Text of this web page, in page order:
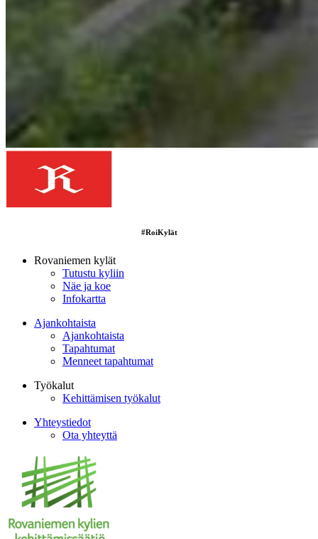
#RoiKylät
Rovaniemen kylät
Tutustu kyliin
Näe ja koe
Infokartta
Ajankohtaista
Ajankohtaista
Tapahtumat
Menneet tapahtumat
Työkalut
Kehittämisen työkalut
Yhteystiedot
Ota yhteyttä